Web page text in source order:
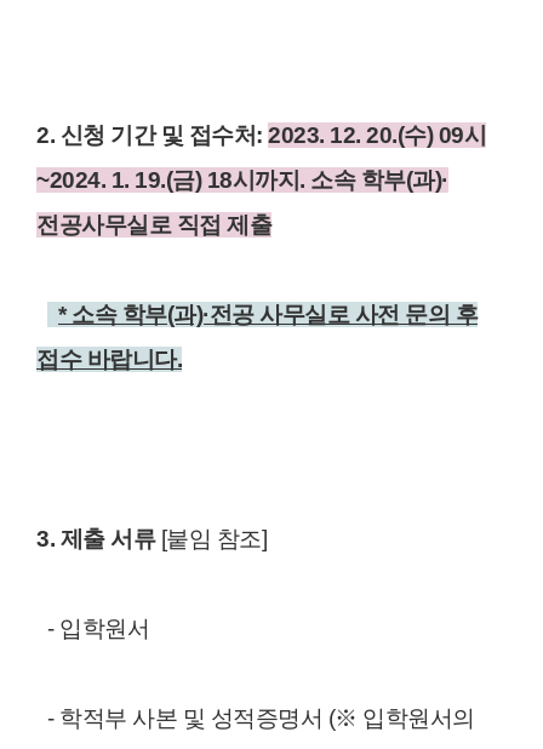
2. 신청 기간 및 접수처: 2023. 12. 20.(수) 09시
~2024. 1. 19.(금) 18시까지. 소속 학부(과)·
전공사무실로 직접 제출
* 소속 학부(과)·전공 사무실로 사전 문의 후
접수 바랍니다.
3. 제출 서류 [붙임 참조]
- 입학원서
- 학적부 사본 및 성적증명서 (※ 입학원서의